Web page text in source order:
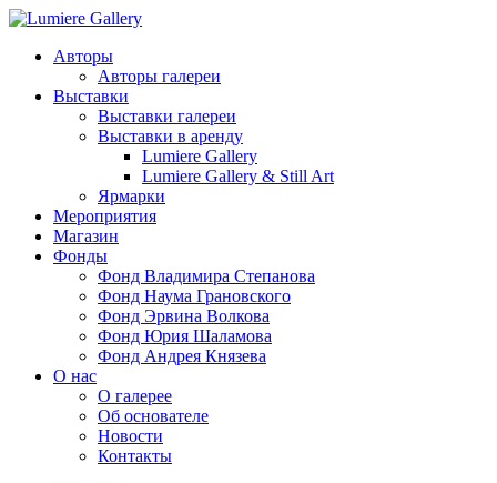
Авторы
Авторы галереи
Выставки
Выставки галереи
Выставки в аренду
Lumiere Gallery
Lumiere Gallery & Still Art
Ярмарки
Мероприятия
Магазин
Фонды
Фонд Владимира Степанова
Фонд Наума Грановского
Фонд Эрвина Волкова
Фонд Юрия Шаламова
Фонд Андрея Князева
О нас
О галерее
Об основателе
Новости
Контакты